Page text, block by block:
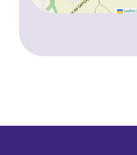
Leaflet |